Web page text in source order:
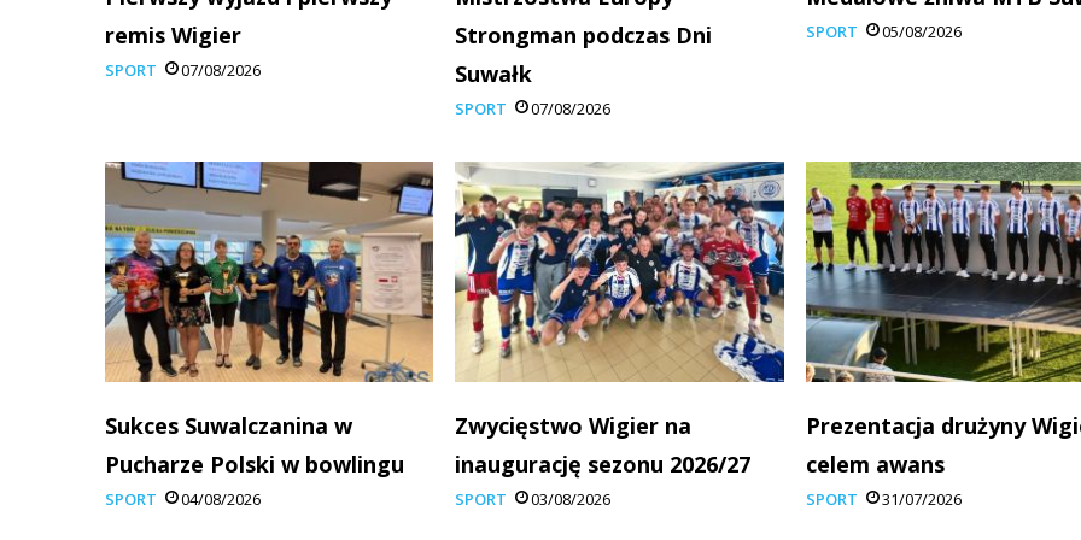
remis Wigier
SPORT 07/08/2026
Strongman podczas Dni
Suwałk
SPORT 07/08/2026
SPORT 05/08/2026
Sukces Suwalczanina w
Pucharze Polski w bowlingu
SPORT 04/08/2026
Zwycięstwo Wigier na
inaugurację sezonu 2026/27
SPORT 03/08/2026
Prezentacja drużyny
celem awans
SPORT 31/07/2026